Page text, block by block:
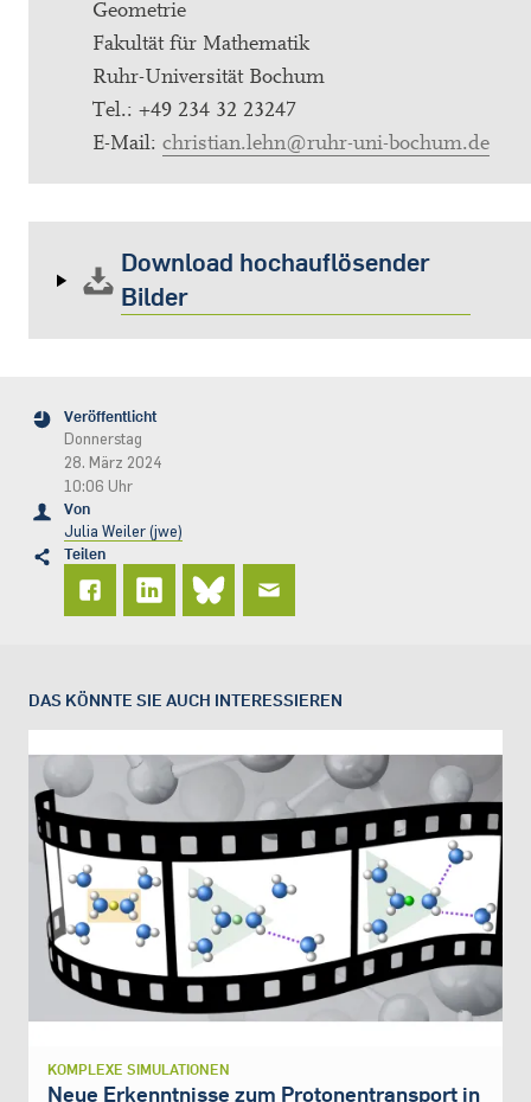
Geometrie
Fakultät für Mathematik
Ruhr-Universität Bochum
Tel.: +49 234 32 23247
E-Mail: christian.lehn@ruhr-uni-bochum.de
Download hochauflösender
Bilder
Veröffentlicht
Donnerstag
28. März 2024
10:06 Uhr
Von
Julia Weiler (jwe)
Teilen
DAS KÖNNTE SIE AUCH INTERESSIEREN
KOMPLEXE SIMULATIONEN
Neue Erkenntnisse zum Protonentransport in